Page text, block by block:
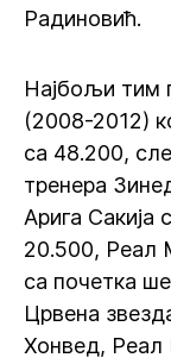
Радиновић.
Најбољи тим
(2008-2012)
са 48.200,
тренера
Арига Сакија
20.500, Реал
са почетка
Црвена
Хонвед, Реал